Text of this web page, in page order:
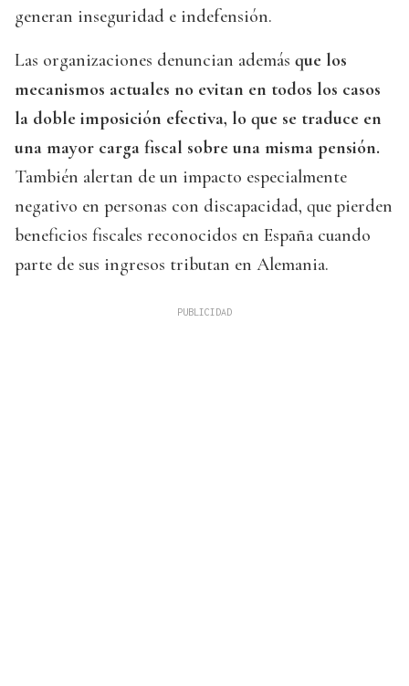
generan inseguridad e indefensión.
Las organizaciones denuncian además que los
mecanismos actuales no evitan en todos los casos
la doble imposición efectiva, lo que se traduce en
una mayor carga fiscal sobre una misma pensión.
También alertan de un impacto especialmente
negativo en personas con discapacidad, que pierden
beneficios fiscales reconocidos en España cuando
parte de sus ingresos tributan en Alemania.